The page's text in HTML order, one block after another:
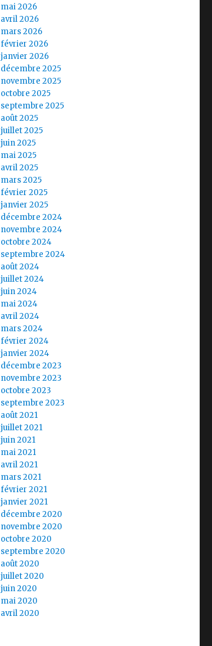
mai 2026
avril 2026
mars 2026
février 2026
janvier 2026
décembre 2025
novembre 2025
octobre 2025
septembre 2025
août 2025
juillet 2025
juin 2025
mai 2025
avril 2025
mars 2025
février 2025
janvier 2025
décembre 2024
novembre 2024
octobre 2024
septembre 2024
août 2024
juillet 2024
juin 2024
mai 2024
avril 2024
mars 2024
février 2024
janvier 2024
décembre 2023
novembre 2023
octobre 2023
septembre 2023
août 2021
juillet 2021
juin 2021
mai 2021
avril 2021
mars 2021
février 2021
janvier 2021
décembre 2020
novembre 2020
octobre 2020
septembre 2020
août 2020
juillet 2020
juin 2020
mai 2020
avril 2020